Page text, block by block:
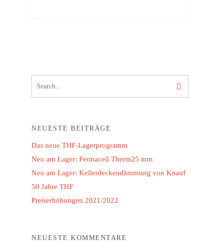
NEUESTE BEITRÄGE
Das neue THF-Lagerprogramm
Neu am Lager: Fermacell Therm25 mm
Neu am Lager: Kellerdeckendämmung von Knauf
50 Jahre THF
Preiserhöhungen 2021/2022
NEUESTE KOMMENTARE